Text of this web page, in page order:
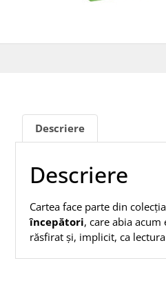
Descriere
Descriere
Cartea face parte din colecția
începători, care abia
răsfirat și, implicit, ca